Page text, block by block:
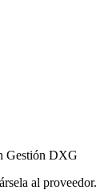
Gestión DXG
al proveedor.